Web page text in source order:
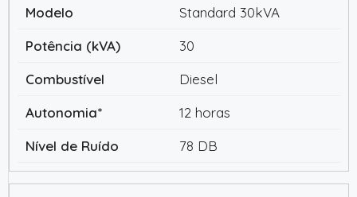
Standard 30kVA
30
Diesel
12 horas
78 DB